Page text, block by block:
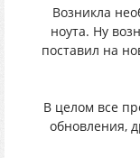
Возникла
ноута. Ну
поставил на
В целом все
обновления,